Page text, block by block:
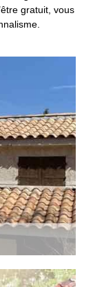
gratuit, vous